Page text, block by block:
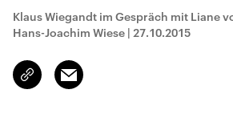
Klaus Wiegandt im Gespräch mit Liane
Hans-Joachim Wiese | 27.10.2015
Link
kopieren/teilen
Email